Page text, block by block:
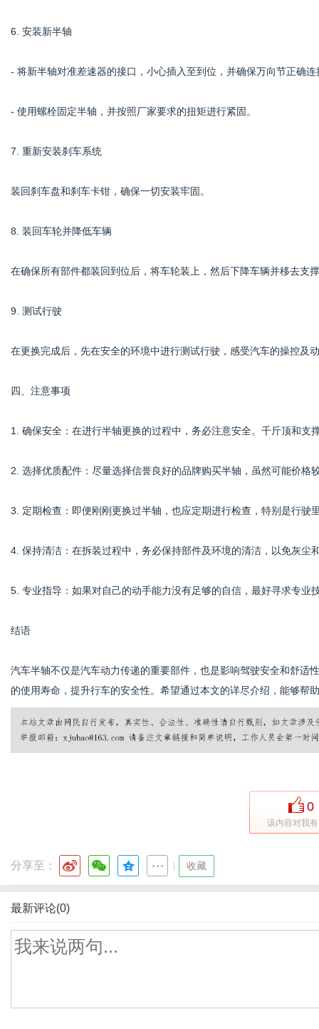
6. 安装新半轴
- 将新半轴对准差速器的接口，小心插入至到位，并确保万向节正确连
- 使用螺栓固定半轴，并按照厂家要求的扭矩进行紧固。
7. 重新安装刹车系统
装回刹车盘和刹车卡钳，确保一切安装牢固。
8. 装回车轮并降低车辆
在确保所有部件都装回到位后，将车轮装上，然后下降车辆并移去支
9. 测试行驶
在更换完成后，先在安全的环境中进行测试行驶，感受汽车的操控及
四、注意事项
1. 确保安全：在进行半轴更换的过程中，务必注意安全。千斤顶和支
2. 选择优质配件：尽量选择信誉良好的品牌购买半轴，虽然可能价格
3. 定期检查：即便刚刚更换过半轴，也应定期进行检查，特别是行驶
4. 保持清洁：在拆装过程中，务必保持部件及环境的清洁，以免灰尘
5. 专业指导：如果对自己的动手能力没有足够的自信，最好寻求专业
结语
汽车半轴不仅是汽车动力传递的重要部件，也是影响驾驶安全和舒适
的使用寿命，提升行车的安全性。希望通过本文的详尽介绍，能够帮
0
该内容对我
分享至： 收藏
最新评论(0)